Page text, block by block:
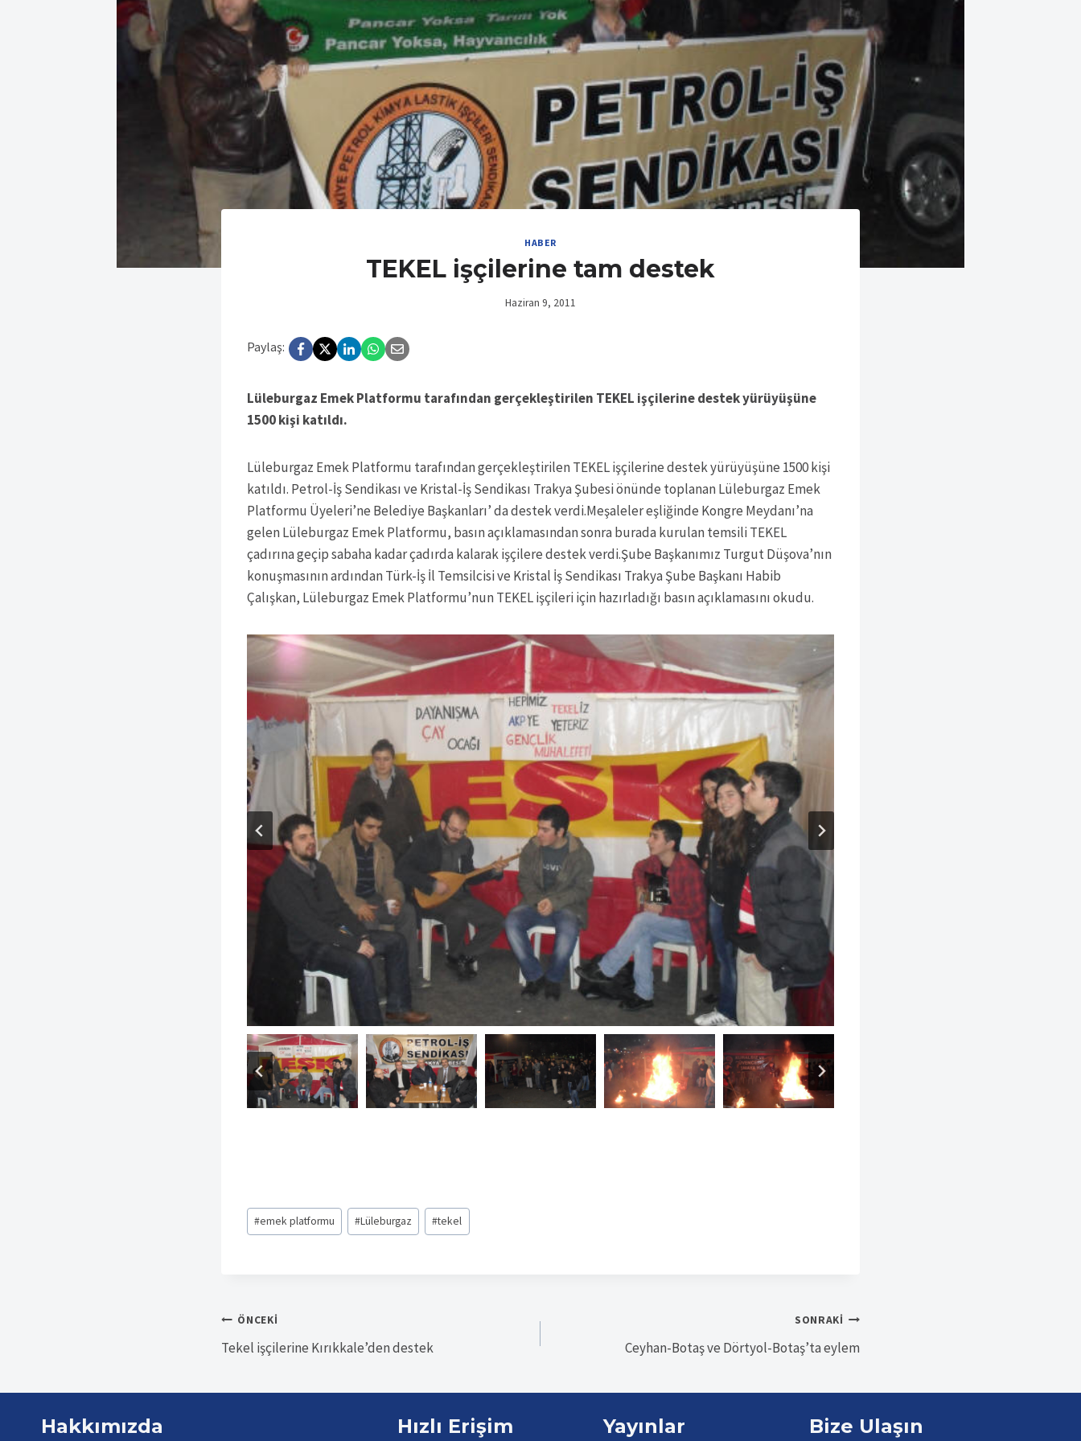
HABER
TEKEL işçilerine tam destek
Haziran 9, 2011
Paylaş:
Lüleburgaz Emek Platformu tarafından gerçekleştirilen TEKEL işçilerine destek yürüyüşüne
1500 kişi katıldı.
Lüleburgaz Emek Platformu tarafından gerçekleştirilen TEKEL işçilerine destek yürüyüşüne 1500 kişi
katıldı. Petrol-İş Sendikası ve Kristal-İş Sendikası Trakya Şubesi önünde toplanan Lüleburgaz Emek
Platformu Üyeleri’ne Belediye Başkanları’ da destek verdi.Meşaleler eşliğinde Kongre Meydanı’na
gelen Lüleburgaz Emek Platformu, basın açıklamasından sonra burada kurulan temsili TEKEL
çadırına geçip sabaha kadar çadırda kalarak işçilere destek verdi.Şube Başkanımız Turgut Düşova’nın
konuşmasının ardından Türk-İş İl Temsilcisi ve Kristal İş Sendikası Trakya Şube Başkanı Habib
Çalışkan, Lüleburgaz Emek Platformu’nun TEKEL işçileri için hazırladığı basın açıklamasını okudu.
Post
Tags:
#emek platformu #Lüleburgaz #tekel
Yazı
gezinmesi
ÖNCEKI
Tekel işçilerine Kırıkkale’den destek
SONRAKI
Ceyhan-Botaş ve Dörtyol-Botaş’ta eylem
Hakkımızda Hızlı Erişim Yayınlar Bize Ulaşın